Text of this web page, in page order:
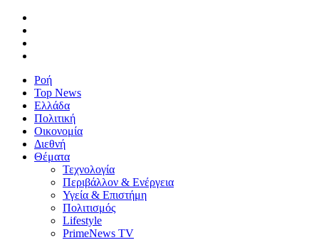
Ροή
Top News
Ελλάδα
Πολιτική
Οικονομία
Διεθνή
Θέματα
Τεχνολογία
Περιβάλλον & Ενέργεια
Υγεία & Επιστήμη
Πολιτισμός
Lifestyle
PrimeNews TV